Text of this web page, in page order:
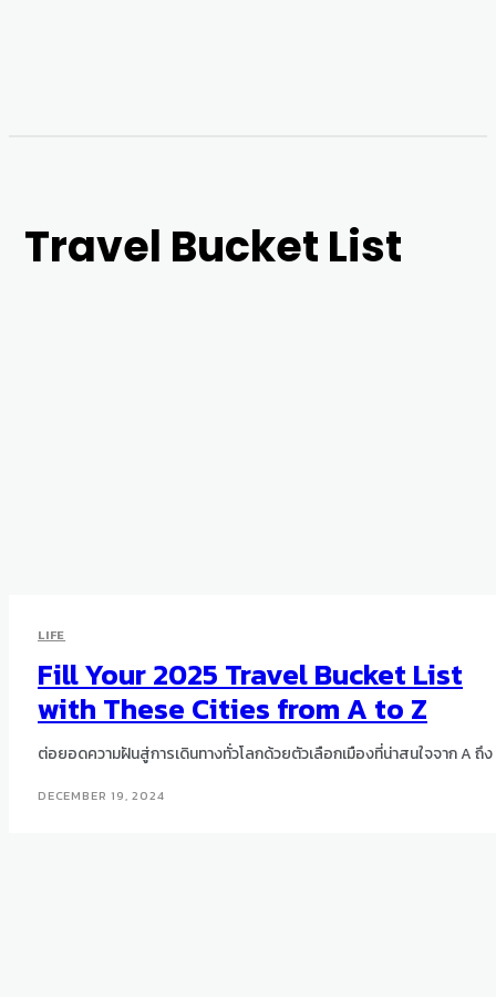
Travel Bucket List
LIFE
Fill Your 2025 Travel Bucket List
with These Cities from A to Z
ต่อยอดความฝันสู่การเดินทางทั่วโลกด้วยตัวเลือกเมืองที่น่าสนใจจาก A ถึ
DECEMBER 19, 2024